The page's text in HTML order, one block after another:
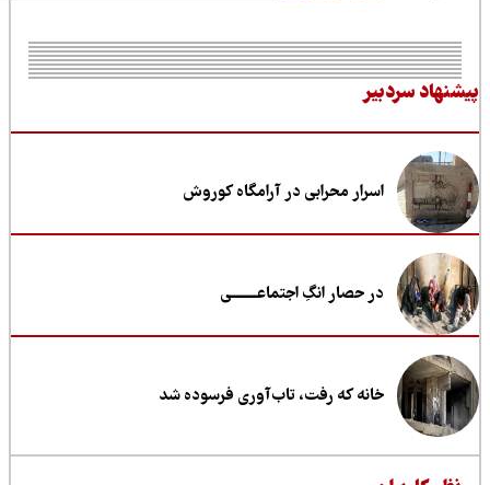
سردبیر
اسرار محرابی در آرامگاه کوروش
در حصار انگِ اجتماعــــــــی
خانه که رفت، تاب‌آوری فرسوده شد